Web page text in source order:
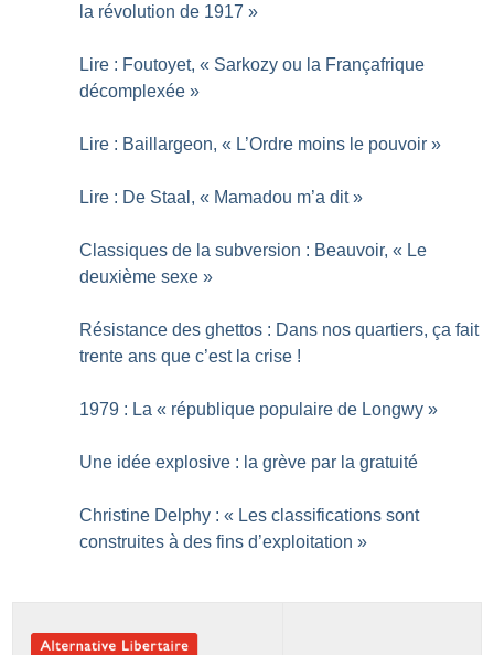
la révolution de 1917 »
Lire : Foutoyet, « Sarkozy ou la Françafrique
décomplexée »
Lire : Baillargeon, « L’Ordre moins le pouvoir »
Lire : De Staal, « Mamadou m’a dit »
Classiques de la subversion : Beauvoir, « Le
deuxième sexe »
Résistance des ghettos : Dans nos quartiers, ça fait
trente ans que c’est la crise !
1979 : La « république populaire de Longwy »
Une idée explosive : la grève par la gratuité
Christine Delphy : « Les classifications sont
construites à des fins d’exploitation »